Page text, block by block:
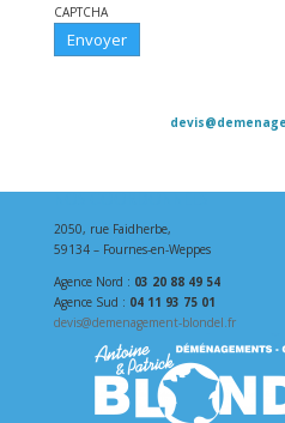
CAPTCHA
2050, rue Faidherbe,
59134 – Fournes-en-Weppes
Agence Nord : 03 20 88 49 54
Agence Sud : 04 11 93 75 01
devis@demenagement-blondel.fr